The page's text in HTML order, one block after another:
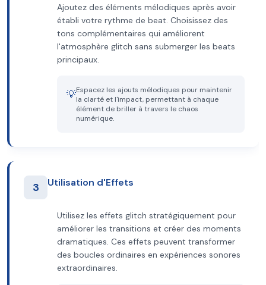
Ajoutez des éléments mélodiques après avoir
établi votre rythme de beat. Choisissez des
tons complémentaires qui améliorent
l'atmosphère glitch sans submerger les beats
principaux.
💡Espacez les ajouts mélodiques pour maintenir
la clarté et l'impact, permettant à chaque
élément de briller à travers le chaos
numérique.
3 Utilisation d'Effets
Utilisez les effets glitch stratégiquement pour
améliorer les transitions et créer des moments
dramatiques. Ces effets peuvent transformer
des boucles ordinaires en expériences sonores
extraordinaires.